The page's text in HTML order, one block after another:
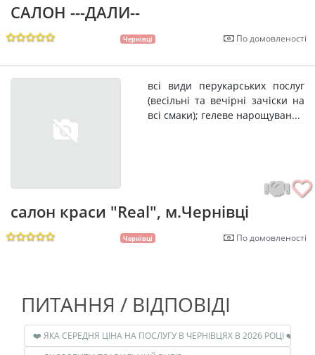
САЛОН ---ДАЛИ--
Чернівці По домовленості
всі види перукарських послуг
(весільні та вечірні зачіски на
всі смаки); гелеве нарощуван...
салон краси "Real", м.Чернівці
Чернівці По домовленості
ПИТАННЯ / ВІДПОВІДІ
❤️ ЯКА СЕРЕДНЯ ЦІНА НА ПОСЛУГУ В ЧЕРНІВЦЯХ В 2026 РОЦІ ❤️